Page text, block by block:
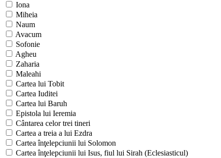
Iona
Miheia
Naum
Avacum
Sofonie
Agheu
Zaharia
Maleahi
Cartea lui Tobit
Cartea Iuditei
Cartea lui Baruh
Epistola lui Ieremia
Cântarea celor trei tineri
Cartea a treia a lui Ezdra
Cartea înţelepciunii lui Solomon
Cartea înţelepciunii lui Isus, fiul lui Sirah (Eclesiasticul)